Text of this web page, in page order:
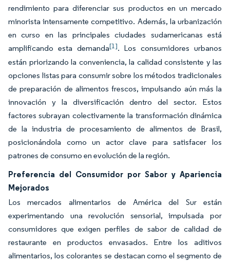
rendimiento para diferenciar sus productos en un mercado
minorista intensamente competitivo. Además, la urbanización
en curso en las principales ciudades sudamericanas está
amplificando esta demanda[1]. Los consumidores urbanos
están priorizando la conveniencia, la calidad consistente y las
opciones listas para consumir sobre los métodos tradicionales
de preparación de alimentos frescos, impulsando aún más la
innovación y la diversificación dentro del sector. Estos
factores subrayan colectivamente la transformación dinámica
de la industria de procesamiento de alimentos de Brasil,
posicionándola como un actor clave para satisfacer los
patrones de consumo en evolución de la región.
Preferencia del Consumidor por Sabor y Apariencia
Mejorados
Los mercados alimentarios de América del Sur están
experimentando una revolución sensorial, impulsada por
consumidores que exigen perfiles de sabor de calidad de
restaurante en productos envasados. Entre los aditivos
alimentarios, los colorantes se destacan como el segmento de